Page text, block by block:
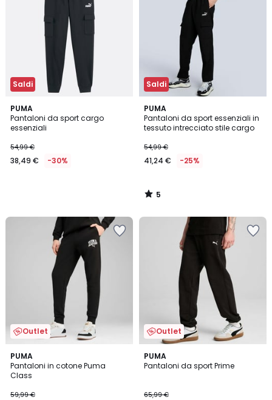
Saldi
PUMA
Pantaloni da sport cargo
essenziali
54,99 €
38,49 € -30%
Saldi
PUMA
Pantaloni da sport essenziali in
tessuto intrecciato stile cargo
54,99 €
41,24 € -25%
5
/
5
5
/
Outlet
PUMA
Pantaloni in cotone Puma
Class
59,99 €
Outlet
PUMA
Pantaloni da sport Prime
65,99 €
5
/
3
Colori